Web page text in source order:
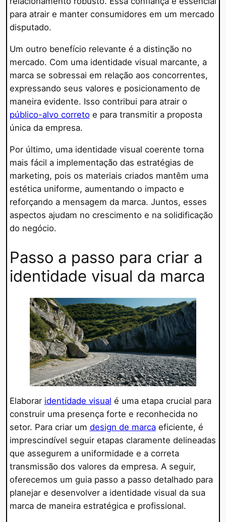
para atrair e manter consumidores em um mercado
disputado.
Um outro benefício relevante é a distinção no
mercado. Com uma identidade visual marcante, a
marca se sobressai em relação aos concorrentes,
expressando seus valores e posicionamento de
maneira evidente. Isso contribui para atrair o
público-alvo corretoe para transmitir a proposta
única da empresa.
Por último, uma identidade visual coerente torna
mais fácil a implementação das estratégias de
marketing, pois os materiais criados mantêm uma
estética uniforme, aumentando o impacto e
reforçando a mensagem da marca. Juntos, esses
aspectos ajudam no crescimento e na solidificação
do negócio.
Passo a passo para criar a
identidade visual da marca
Elaborar identidade visual é uma etapa crucial para
construir uma presença forte e reconhecida no
setor. Para criar um design de marcaeficiente, é
imprescindível seguir etapas claramente delineadas
que assegurem a uniformidade e a correta
transmissão dos valores da empresa. A seguir,
oferecemos um guia passo a passo detalhado para
planejar e desenvolver a identidade visual da sua
marca de maneira estratégica e profissional.